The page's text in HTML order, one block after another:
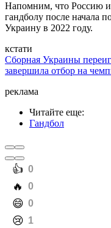
Напомним, что Россию и
гандболу после начала
Украину в 2022 году.
кстати
Сборная Украины
завершила отбор на
реклама
Читайте еще:
Гандбол
️👍 0
️🔥 0
️😄 0
️😢 1